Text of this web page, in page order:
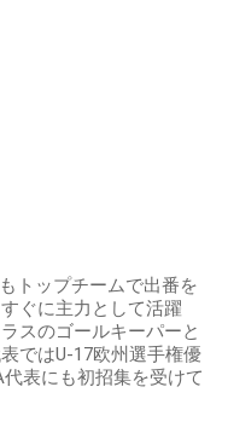
トップチームで出番を
ぐに主力として活躍
スのゴールキーパーと
ではU-17欧州選手権優
表にも初招集を受けて